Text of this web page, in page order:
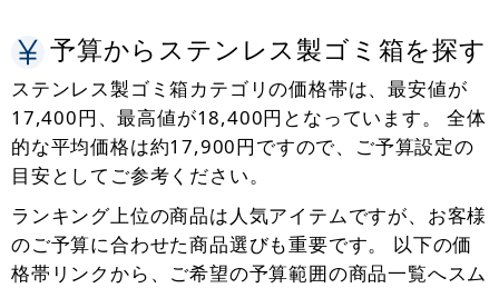
予算からステンレス製ゴミ箱を探す
ステンレス製ゴミ箱カテゴリの価格帯は、最安値が
17,400円、最高値が18,400円となっています。 全体
的な平均価格は約17,900円ですので、ご予算設定の
目安としてご参考ください。
ランキング上位の商品は人気アイテムですが、お客様
のご予算に合わせた商品選びも重要です。 以下の価
格帯リンクから、ご希望の予算範囲の商品一覧へスム